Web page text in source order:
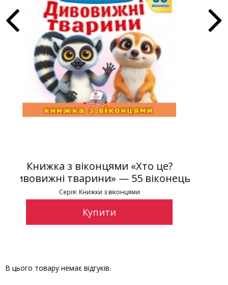
це?
віконець
Книжка з віконцями
Дивовижні тварини» — 55
Серія: Книжки з віконцями
В цього товару немає відгуків.